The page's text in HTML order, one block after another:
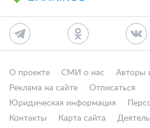
О проекте СМИ о нас Авторы
Реклама на сайте
Отписаться
Юридическая информация
Контакты
Карта сайта